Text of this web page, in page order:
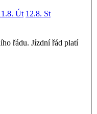
Út 12.8. St
řádu. Jízdní řád platí